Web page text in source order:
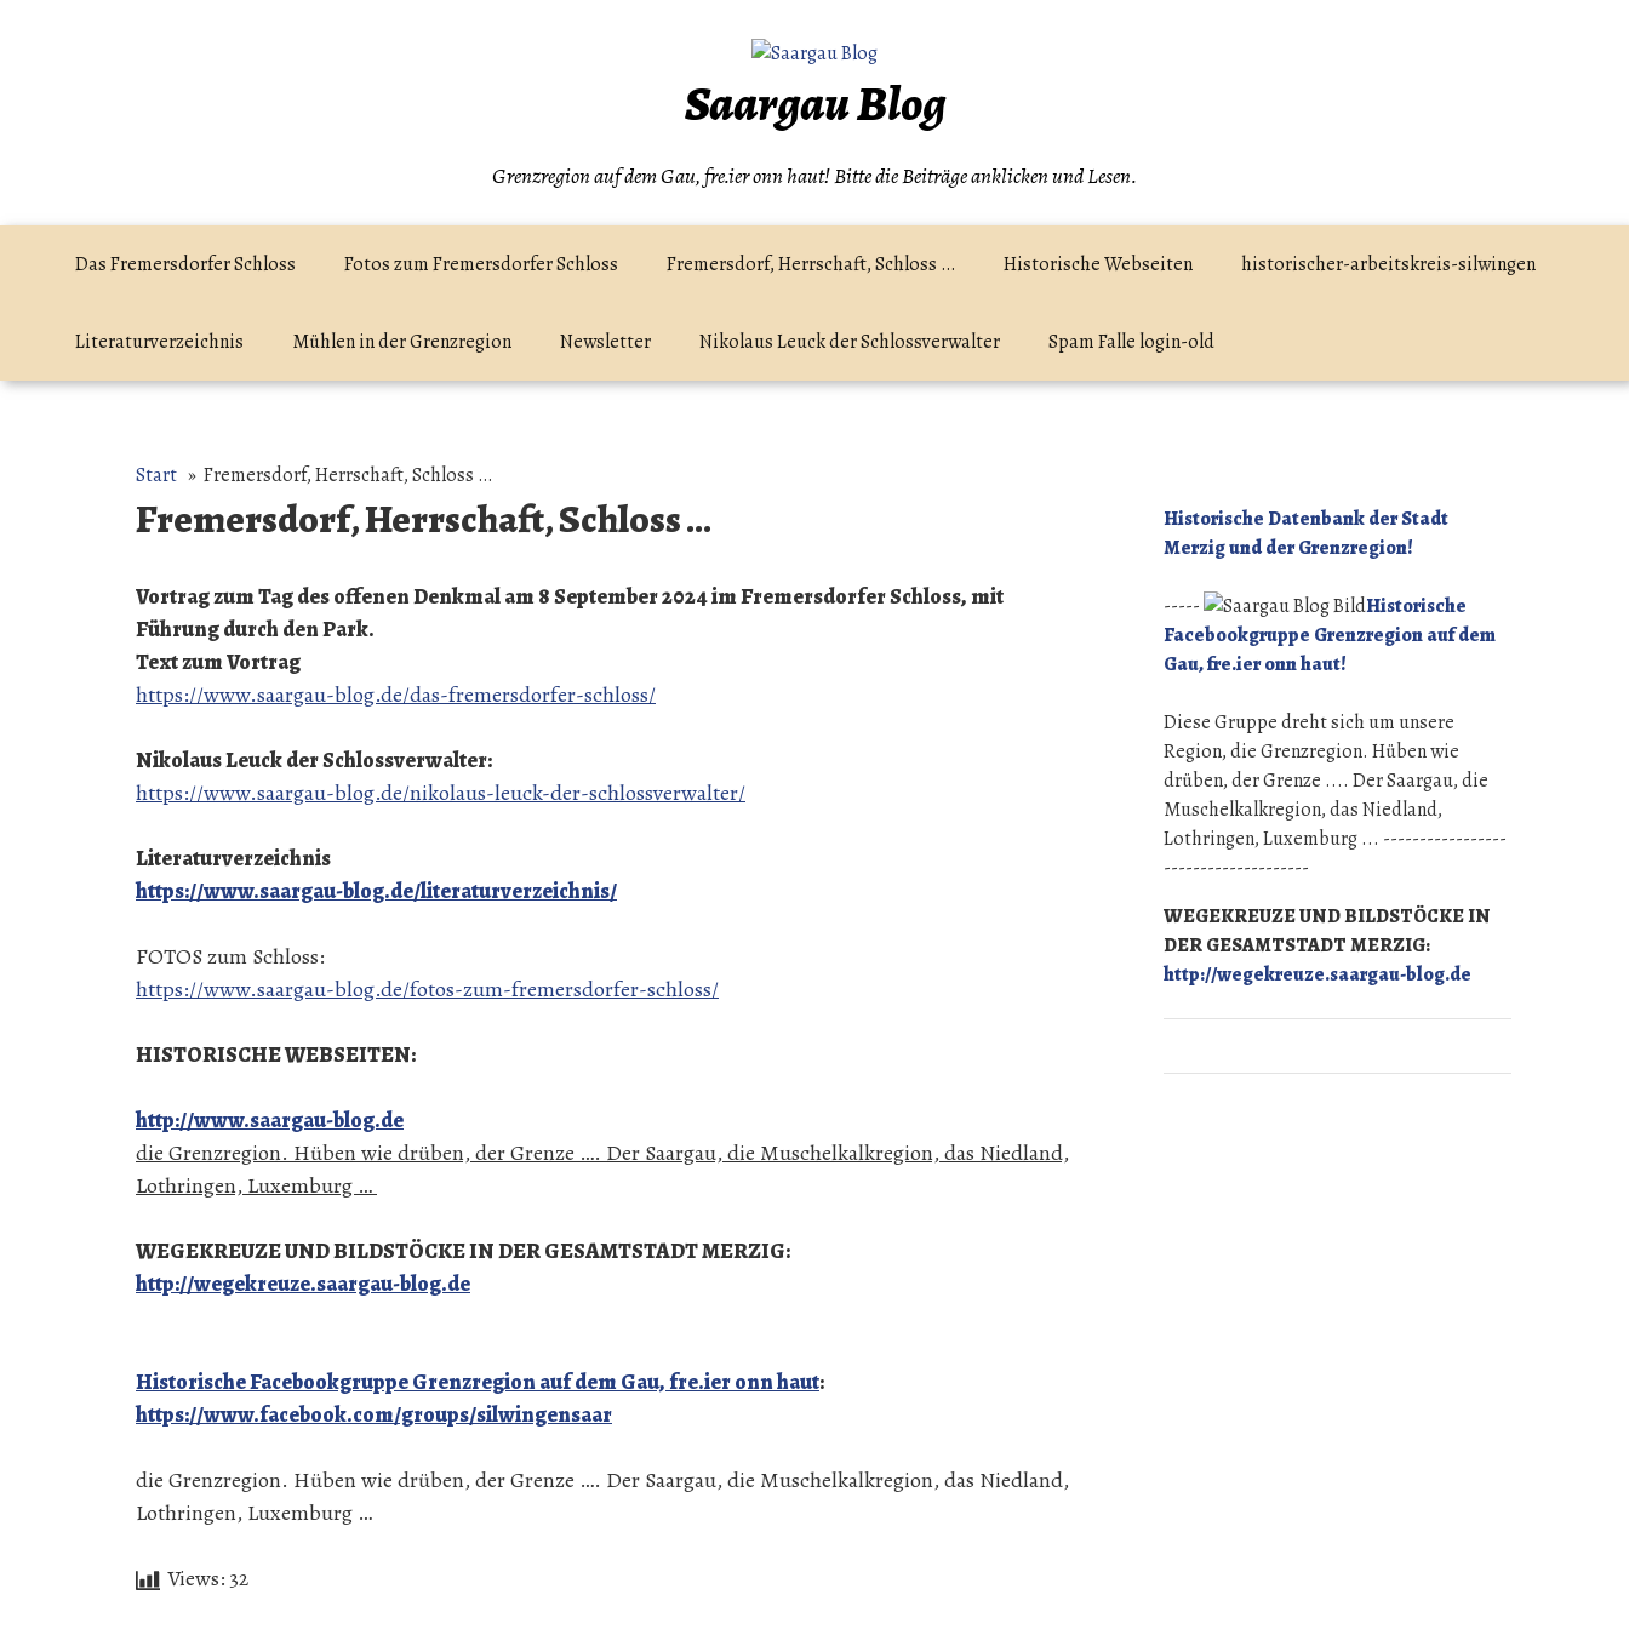
Saargau Blog
Grenzregion auf dem Gau, fre.ier onn haut! Bitte die Beiträge anklicken und Lesen.
Das Fremersdorfer Schloss Fotos zum Fremersdorfer Schloss Fremersdorf, Herrschaft, Schloss … Historische Webseiten historischer-arbeitskreis-silwingen
Literaturverzeichnis Mühlen in der Grenzregion Newsletter Nikolaus Leuck der Schlossverwalter Spam Falle login-old
Start » Fremersdorf, Herrschaft, Schloss …
Fremersdorf, Herrschaft, Schloss …
Vortrag zum Tag des offenen Denkmal am 8 September 2024 im Fremersdorfer Schloss, mit
Führung durch den Park.
Text zum Vortrag
https://www.saargau-blog.de/das-fremersdorfer-schloss/
Nikolaus Leuck der Schlossverwalter:
https://www.saargau-blog.de/nikolaus-leuck-der-schlossverwalter/
Literaturverzeichnis
https://www.saargau-blog.de/literaturverzeichnis/
FOTOS zum Schloss:
https://www.saargau-blog.de/fotos-zum-fremersdorfer-schloss/
HISTORISCHE WEBSEITEN:
http://www.saargau-blog.de
die Grenzregion. Hüben wie drüben, der Grenze …. Der Saargau, die Muschelkalkregion, das Niedland,
Lothringen, Luxemburg …
WEGEKREUZE UND BILDSTÖCKE IN DER GESAMTSTADT MERZIG:
http://wegekreuze.saargau-blog.de
Historische Facebookgruppe Grenzregion auf dem Gau, fre.ier onn haut:
https://www.facebook.com/groups/silwingensaar
die Grenzregion. Hüben wie drüben, der Grenze …. Der Saargau, die Muschelkalkregion, das Niedland,
Lothringen, Luxemburg …
Views: 32
Historische Datenbank der Stadt
Merzig und der Grenzregion!
-----
Historische
Facebookgruppe Grenzregion auf dem
Gau, fre.ier onn haut!
Diese Gruppe dreht sich um unsere
Region, die Grenzregion. Hüben wie
drüben, der Grenze .... Der Saargau, die
Muschelkalkregion, das Niedland,
Lothringen, Luxemburg ... -----------------
--------------------
WEGEKREUZE UND BILDSTÖCKE IN
DER GESAMTSTADT MERZIG:
http://wegekreuze.saargau-blog.de